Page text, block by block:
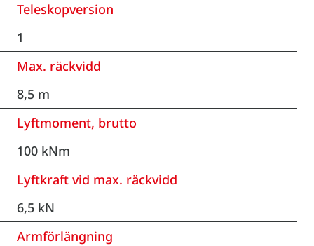
Teleskopversion
1
Max. räckvidd
8,5 m
Lyftmoment, brutto
100 kNm
Lyftkraft vid max. räckvidd
6,5 kN
Armförlängning